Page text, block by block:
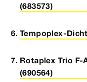
(683573)
Tempoplex-
Rotaplex Trio F-
(690564)